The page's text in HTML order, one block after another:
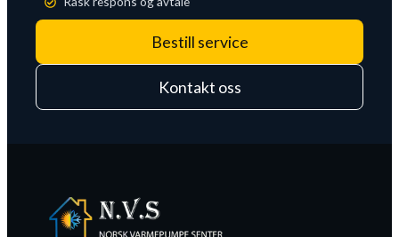
Bestill service
Kontakt oss